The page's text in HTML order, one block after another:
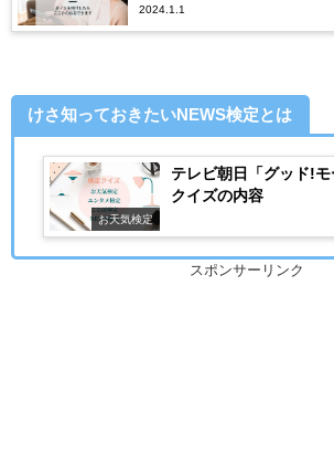
2024.1.1
けさ知っておきたいNEWS検定とは
お天気検定
テレビ朝日「グッド!
クイズの内容
スポンサーリンク